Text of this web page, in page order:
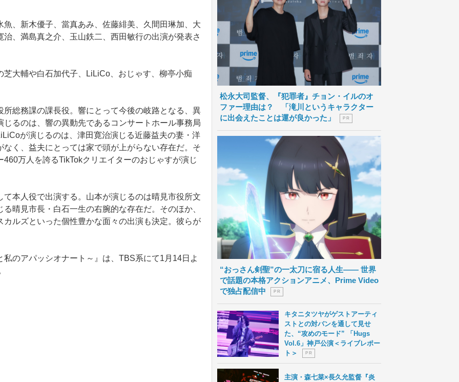
、新木優子、當真あみ、佐藤緋美、久間田琳加、大
、満島真之介、玉山鉄二、西田敏行の出演が発表さ
大輔や白石加代子、LiLiCo、おじゃす、柳亭小痴
総務課の課長役。響にとって今後の岐路となる、異
るのは、響の異動先であるコンサートホール事務局
が演じるのは、津田寛治演じる近藤益夫の妻・洋
く、益夫にとっては家で頭が上がらない存在だ。そ
万人を誇るTikTokクリエイターのおじゃすが演じ
本人役で出演する。山本が演じるのは晴見市役所文
晴見市長・白石一生の右腕的な存在だ。そのほか、
ルズといった個性豊かな面々の出演も決定。彼らが
のアパッシオナート～』は、TBS系にて1月14日よ
松永大司監督、『犯罪者』チョン・イルのオ
ファー理由は？ 「滝川というキャラクター
に出会えたことは運が良かった」
P R
“おっさん剣聖”の一太刀に宿る人生―― 世界
で話題の本格アクションアニメ、Prime Video
で独占配信中
P R
キタニタツヤがゲストアーティ
ストとの対バンを通して見せ
た、“攻めのモード” 「Hugs
Vol.6」神戸公演＜ライブレポー
ト＞
P R
主演・森七菜×長久允監督『炎